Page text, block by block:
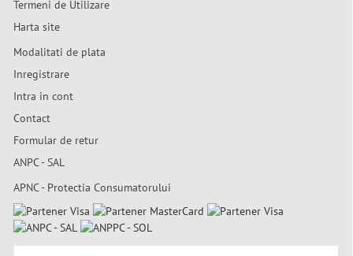
Termeni de Utilizare
Harta site
Modalitati de plata
Inregistrare
Intra in cont
Contact
Formular de retur
ANPC - SAL
APNC - Protectia Consumatorului